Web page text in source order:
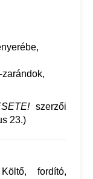
szerzői
23.)
fordító,